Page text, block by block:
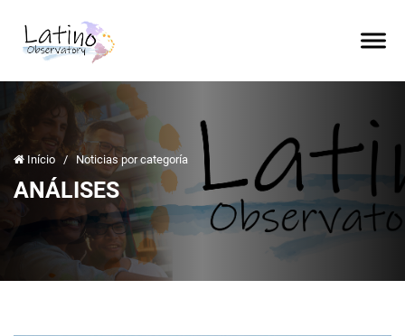
Início / Noticias por categoría
ANÁLISES